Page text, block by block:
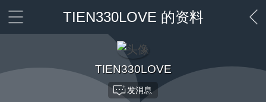
TIEN330LOVE 的资料
TIEN330LOVE
发消息